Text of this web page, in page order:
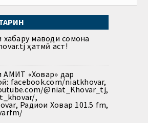
хабару маводи сомона
ҳатмӣ аст!
АМИТ «Ховар» дар
facebook.com/niatkhovar,
@niat_Khovar_tj,
,
Радиои Ховар 101.5 fm,